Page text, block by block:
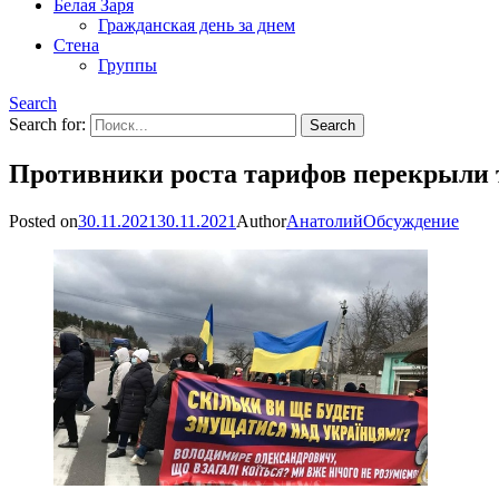
Белая Заря
Гражданская день за днем
Стена
Группы
Search
Search for:
Противники роста тарифов перекрыли
Posted on30.11.202130.11.2021 AuthorАнатолийОбсуждение